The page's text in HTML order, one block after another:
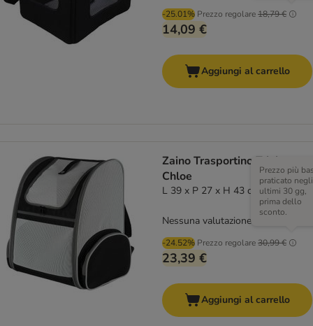
-25.01% Prezzo regolare18,79 €
14,09 €
Aggiungi al carrello
Zaino Trasportino Trixie
Chloe
L 39 x P 27 x H 43 cm
-24.52% Prezzo regolare30,99 €
Prezzo più
praticato negli
ultimi 30 gg,
prima dello
sconto.
23,39 €
Nessuna valutazione
Aggiungi al carrello